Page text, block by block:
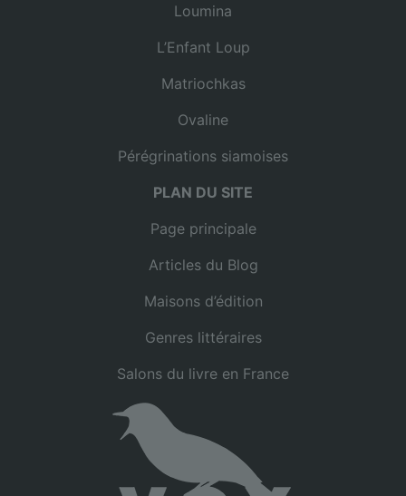
Loumina
L’Enfant Loup
Matriochkas
Ovaline
Pérégrinations siamoises
PLAN DU SITE
Page principale
Articles du Blog
Maisons d’édition
Genres littéraires
Salons du livre en France